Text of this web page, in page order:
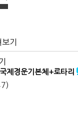
기
제경운기본체+로타리